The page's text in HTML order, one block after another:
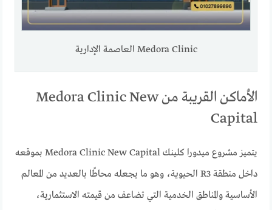
Medora Clinic العاصمة الإدارية
الأماكن القريبة من Medora Clinic New
Capital
يتميز مشروع ميدورا كلينك Medora Clinic New Capital بموقعه
داخل منطقة R3 الحيوية، وهو ما يجعله محاطًا بالعديد من المعالم
الأساسية والمناطق الخدمية التي تضاعف من قيمته الاستثمارية،